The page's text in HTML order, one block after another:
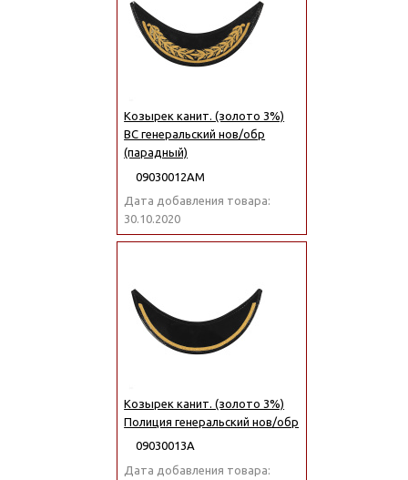
Козырек канит. (золото 3%)
ВС генеральский нов/обр
(парадный)
09030012АМ
Дата добавления товара:
30.10.2020
Козырек канит. (золото 3%)
Полиция генеральский нов/обр
09030013А
Дата добавления товара: